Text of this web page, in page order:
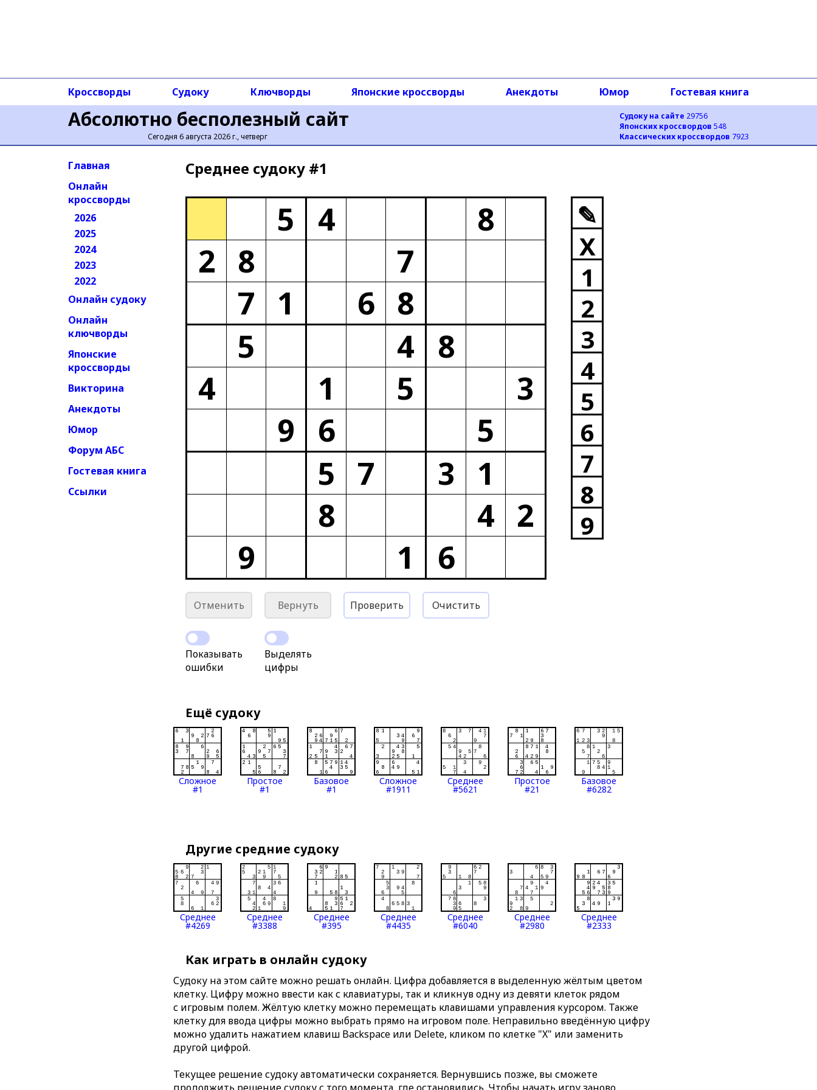
Абсолютно бесполезный сайт
Сегодня 6 августа 2026 г., четверг
Судоку на сайте 29756
Японских кроссвордов 548
Классических кроссвордов 7923
Кроссворды Судоку Ключворды Японские кроссворды Анекдоты Юмор Гостевая книга
Главная
Онлайн
кроссворды
2026
2025
2024
2023
2022
Онлайн судоку
Онлайн
ключворды
Японские
кроссворды
Викторина
Анекдоты
Юмор
Форум АБС
Гостевая книга
Ссылки
Среднее cудоку #1
5 4
8
2 8
7
7
1 6 8
5
4
8
4
1 5
3
9
6
5
5 7 3
1
8
4 2
9
1 6
✎
X
1
2
3
4
5
6
7
8
9
Отменить Вернуть Проверить Очистить
Показывать
ошибки
Выделять
цифры
Ещё судоку
Сложное
#1
Простое
#1
Базовое
#1
Сложное
#1911
Среднее
#5621
Простое
#21
Базовое
#6282
Другие средние судоку
Среднее
#4269
Среднее
#3388
Среднее
#395
Среднее
#4435
Среднее
#6040
Среднее
#2980
Среднее
#2333
Как играть в онлайн судоку
Судоку на этом сайте можно решать онлайн. Цифра добавляется в выделенную жёлтым цветом
клетку. Цифру можно ввести как с клавиатуры, так и кликнув одну из девяти клеток рядом
с игровым полем. Жёлтую клетку можно перемещать клавишами управления курсором. Также
клетку для ввода цифры можно выбрать прямо на игровом поле. Неправильно введённую цифру
можно удалить нажатием клавиш Backspace или Delete, кликом по клетке "X" или заменить
другой цифрой.
Текущее решение судоку автоматически сохраняется. Вернувшись позже, вы сможете